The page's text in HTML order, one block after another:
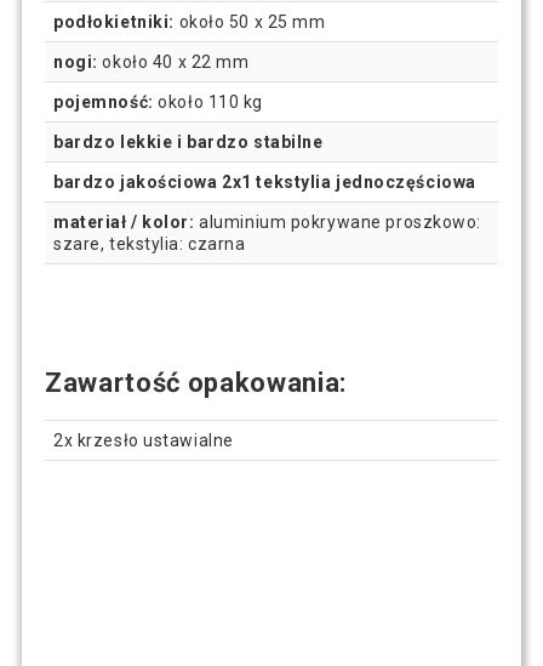
podłokietniki: około 50 x 25 mm
nogi: około 40 x 22 mm
pojemność: około 110 kg
bardzo lekkie i bardzo stabilne
bardzo jakościowa 2x1 tekstylia jednoczęściowa
materiał / kolor: aluminium pokrywane proszkowo:
szare, tekstylia: czarna
Zawartość opakowania:
2x krzesło ustawialne